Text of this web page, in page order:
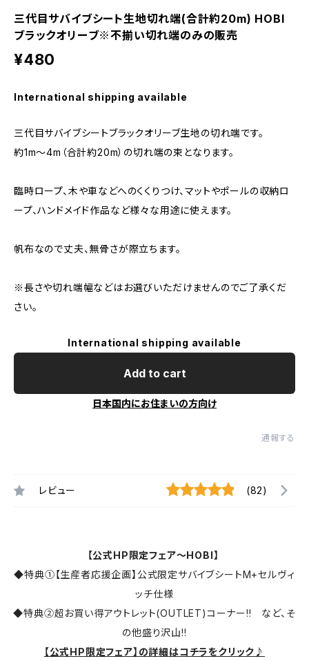
三代目サバイブシート生地切れ端(合計約20m) HOBI
ブラックオリーブ※不揃い切れ端のみの販売
¥480
International shipping available
三代目サバイブシートブラックオリーブ生地の切れ端です。
約1m～4m（合計約20m）の切れ端の束となります。
臨時ロープ、木や車などへのくくりつけ、マットやポールの収納ロ
ープ、ハンドメイド作品など様々な用途に使えます。
帆布なので丈夫、無骨さが際立ちます。
※長さや切れ端幅などはお選びいただけませんのでご了承くだ
さい。
International shipping available
Add to cart
日本国内にお住まいの方向け
通報する
レビュー (82)
【公式HP限定フェア～HOBI】
◆特典①【生産者応援企画】公式限定サバイブシートM+セルヴィ
ッチ仕様
◆特典②超お買い得アウトレット(OUTLET)コーナー!! など、そ
の他盛り沢山!!
【公式HP限定フェア】の詳細はコチラをクリック♪